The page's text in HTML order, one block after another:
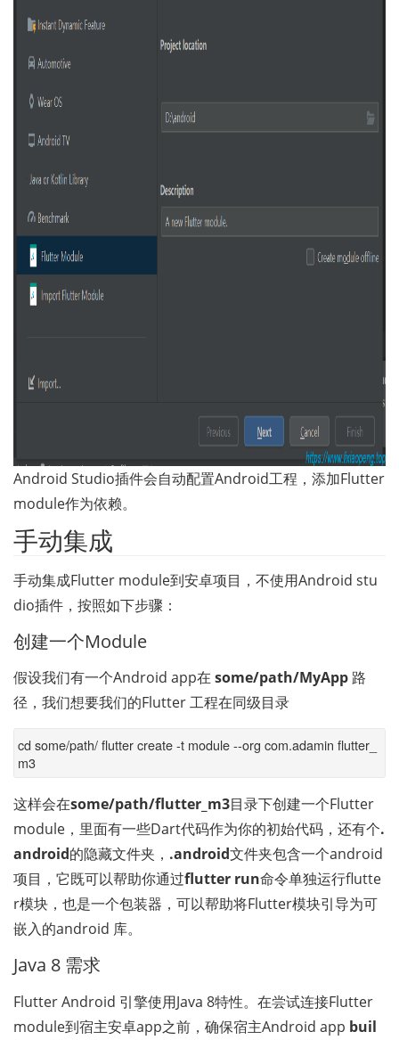
Android Studio插件会自动配置Android工程，添加Flutter
module作为依赖。
手动集成
手动集成Flutter module到安卓项目，不使用Android stu
dio插件，按照如下步骤：
创建一个Module
假设我们有一个Android app在 some/path/MyApp 路
径，我们想要我们的Flutter 工程在同级目录
cd some/path/ flutter create -t module --org com.adamin flutter_
m3
这样会在some/path/flutter_m3目录下创建一个Flutter
module，里面有一些Dart代码作为你的初始代码，还有个.
android的隐藏文件夹， .android文件夹包含一个android
项目，它既可以帮助你通过flutter run命令单独运行flutte
r模块，也是一个包装器，可以帮助将Flutter模块引导为可
嵌入的android 库。
Java 8 需求
Flutter Android 引擎使用Java 8特性。在尝试连接Flutter
module到宿主安卓app之前，确保宿主Android app buil